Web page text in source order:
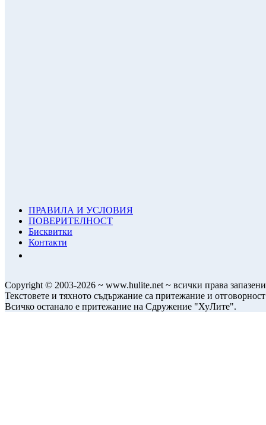
ПРАВИЛА И УСЛОВИЯ
ПОВЕРИТЕЛНОСТ
Бисквитки
Контакти
Copyright © 2003-2026 ~ www.hulite.net ~ всички права
Текстовете и тяхното съдържание са притежание и
Всичко останало е притежание на Сдружение "ХуЛите".